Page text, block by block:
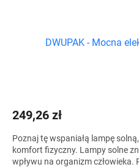
DWUPAK - Mocna
249,26 zł
Poznaj tę wspaniałą lampę
komfort fizyczny. Lampy solne
wpływu na organizm